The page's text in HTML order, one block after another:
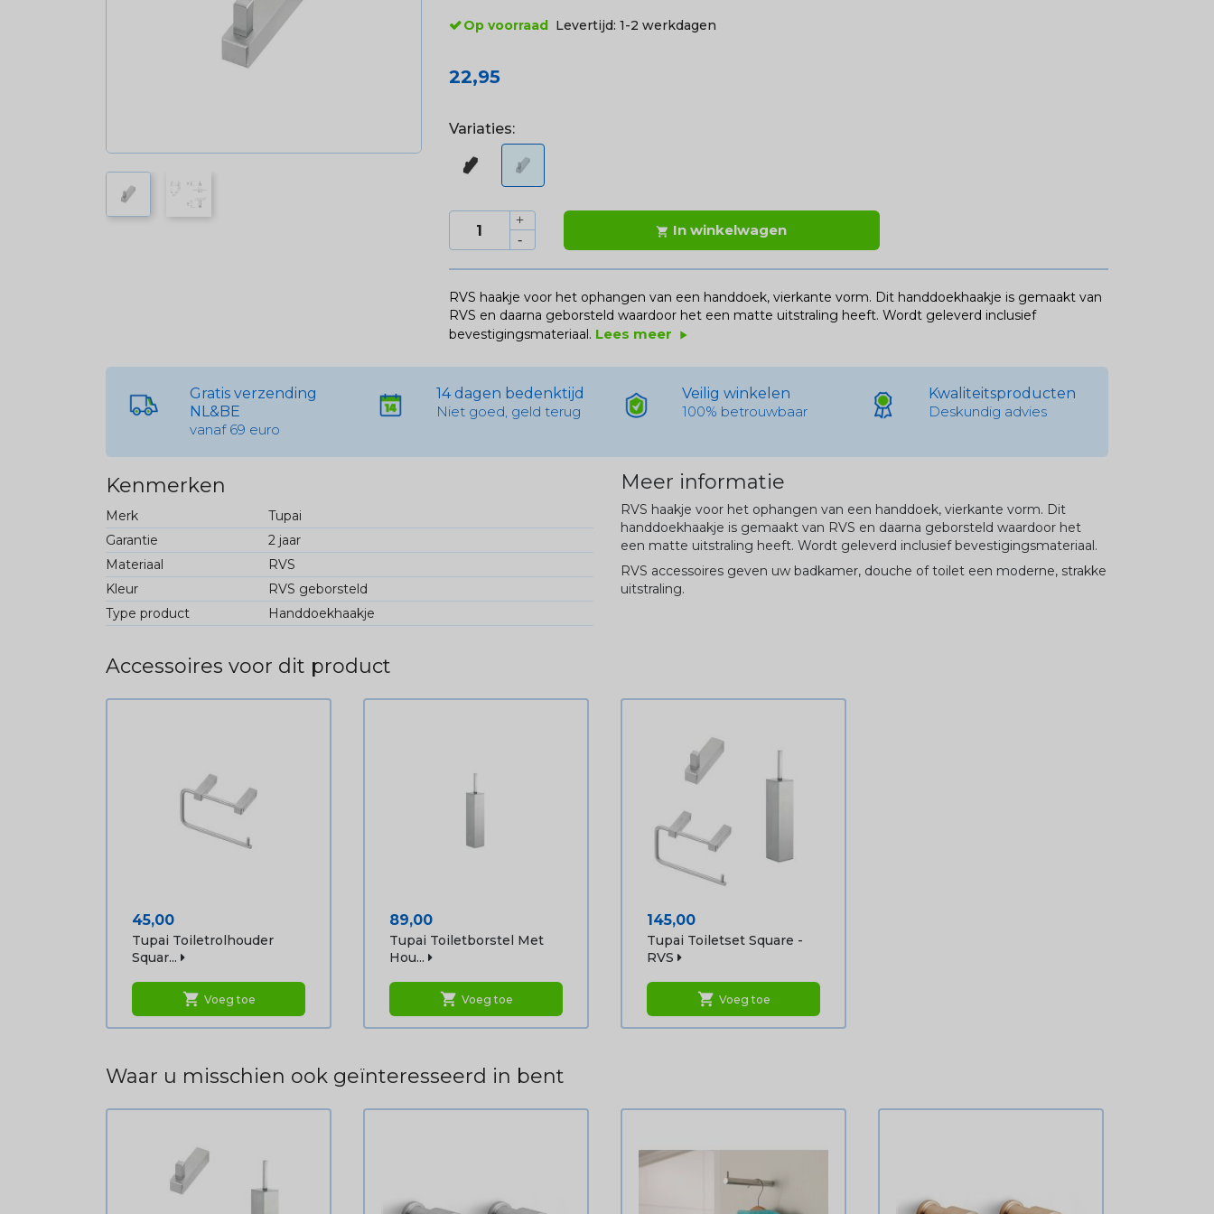
Op voorraad Levertijd: 1-2 werkdagen
22,95
Variaties:
 In winkelwagen
RVS haakje voor het ophangen van een handdoek, vierkante vorm. Dit handdoekhaakje is gemaakt van
RVS en daarna geborsteld waardoor het een matte uitstraling heeft. Wordt geleverd inclusief
bevestigingsmateriaal. Lees meer play_arrow
Gratis verzending
NL&BE
vanaf 69 euro
14 dagen bedenktijd
Niet goed, geld terug
Veilig winkelen
100% betrouwbaar
Kwaliteitsproducten
Deskundig advies
Kenmerken
Merk
Tupai
Garantie
2 jaar
Materiaal
RVS
Kleur
RVS geborsteld
Type product
Handdoekhaakje
Meer informatie
RVS haakje voor het ophangen van een handdoek, vierkante vorm. Dit
handdoekhaakje is gemaakt van RVS en daarna geborsteld waardoor het
een matte uitstraling heeft. Wordt geleverd inclusief bevestigingsmateriaal.
RVS accessoires geven uw badkamer, douche of toilet een moderne, strakke
uitstraling.
Accessoires voor dit product
Prijs
45,00
Tupai Toiletrolhouder
Squar...
shopping_cart Voeg toe
Prijs
89,00
Tupai Toiletborstel Met
Hou...
shopping_cart Voeg toe
Prijs
145,00
Tupai Toiletset Square -
RVS
shopping_cart Voeg toe
Waar u misschien ook geïnteresseerd in bent